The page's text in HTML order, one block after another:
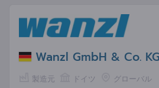
Wanzl GmbH & Co.
製造元 ドイツ グローバル